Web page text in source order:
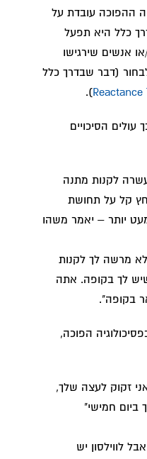
ההפוכה עובדת על
כלל היא תפעל
אנשים שירגישו
(דבר שבדרך כלל
Reactance
).
עולים הסיכויים
לקנות מתנה
קל על תחושת
יותר – יאמר משהו
מרשה לך לקנות
לך בקופה. אתה
בקופה".
הפוכה,
זקוק לעצה שלך,
חמישי"
לווילסון יש